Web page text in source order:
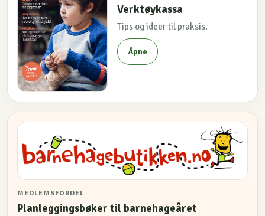
Verktøykassa
Tips og ideer til praksis.
Åpne
MEDLEMSFORDEL
Planleggingsbøker til barnehageåret